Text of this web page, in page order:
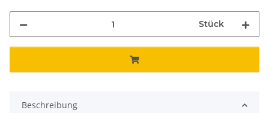
Stück
Beschreibung